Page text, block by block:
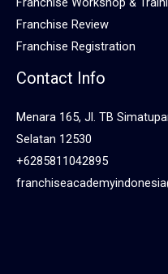
Franchise Review
Franchise Registration
Contact Info
Menara 165, Jl. TB
Selatan 12530
+6285811042895